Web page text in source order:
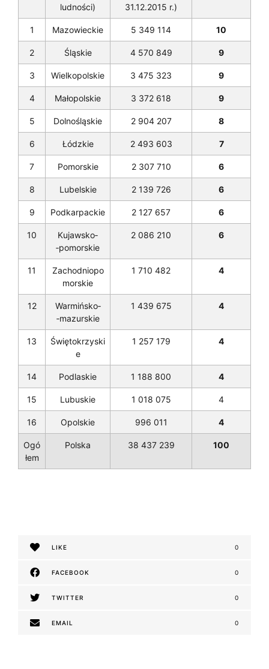
ludności)
31.12.2015 r.)
1 Mazowieckie 5 349 114 10
2 Śląskie 4 570 849 9
3 Wielkopolskie 3 475 323 9
4 Małopolskie 3 372 618 9
5 Dolnośląskie 2 904 207 8
6 Łódzkie 2 493 603 7
7 Pomorskie 2 307 710 6
8 Lubelskie 2 139 726 6
9 Podkarpackie 2 127 657 6
10
Kujawsko­
‑pomorskie
2 086 210 6
11
Zachodniopo
morskie
1 710 482 4
12
Warmińsko­
‑mazurskie
1 439 675 4
13
Świętokrzyski
e
1 257 179 4
14 Podlaskie 1 188 800 4
15 Lubuskie 1 018 075 4
16 Opolskie 996 011 4
Ogó
łem
Polska 38 437 239 100
LIKE 0
FACEBOOK 0
TWITTER 0
EMAIL 0